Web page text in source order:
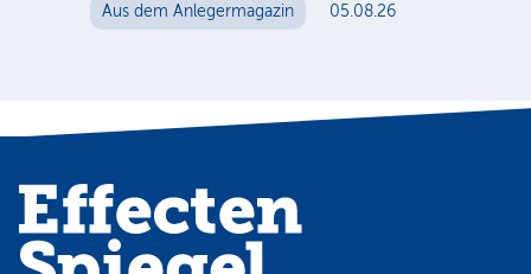
Aus dem Anlegermagazin 05.08.26